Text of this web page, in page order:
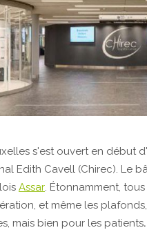
s'est ouvert en début
Edith Cavell (Chirec). Le
Assar. Étonnamment,
et même les
mais bien pour les patients.